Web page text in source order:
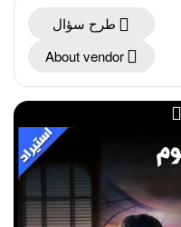
طرح سؤال
About vendor